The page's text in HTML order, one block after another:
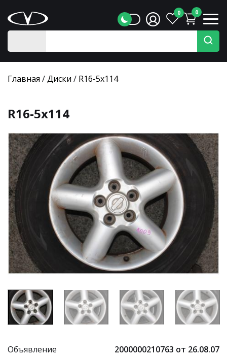
0 0
Главная /Диски / R16-5x114
R16-5x114
Объявление
2000000210763 от 26.08.07